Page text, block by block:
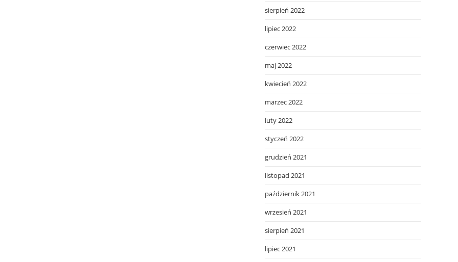
sierpień 2022
lipiec 2022
czerwiec 2022
maj 2022
kwiecień 2022
marzec 2022
luty 2022
styczeń 2022
grudzień 2021
listopad 2021
październik 2021
wrzesień 2021
sierpień 2021
lipiec 2021